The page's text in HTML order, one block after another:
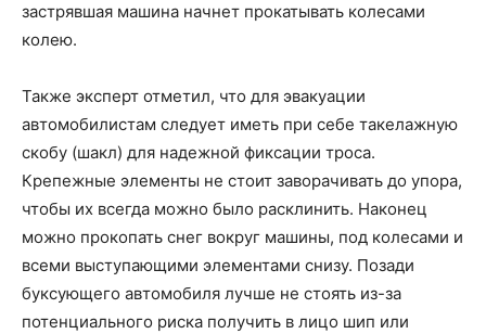
застрявшая машина начнет прокатывать колесами
колею.
Также эксперт отметил, что для эвакуации
автомобилистам следует иметь при себе такелажную
скобу (шакл) для надежной фиксации троса.
Крепежные элементы не стоит заворачивать до упора,
чтобы их всегда можно было расклинить. Наконец
можно прокопать снег вокруг машины, под колесами и
всеми выступающими элементами снизу. Позади
буксующего автомобиля лучше не стоять из-за
потенциального риска получить в лицо шип или